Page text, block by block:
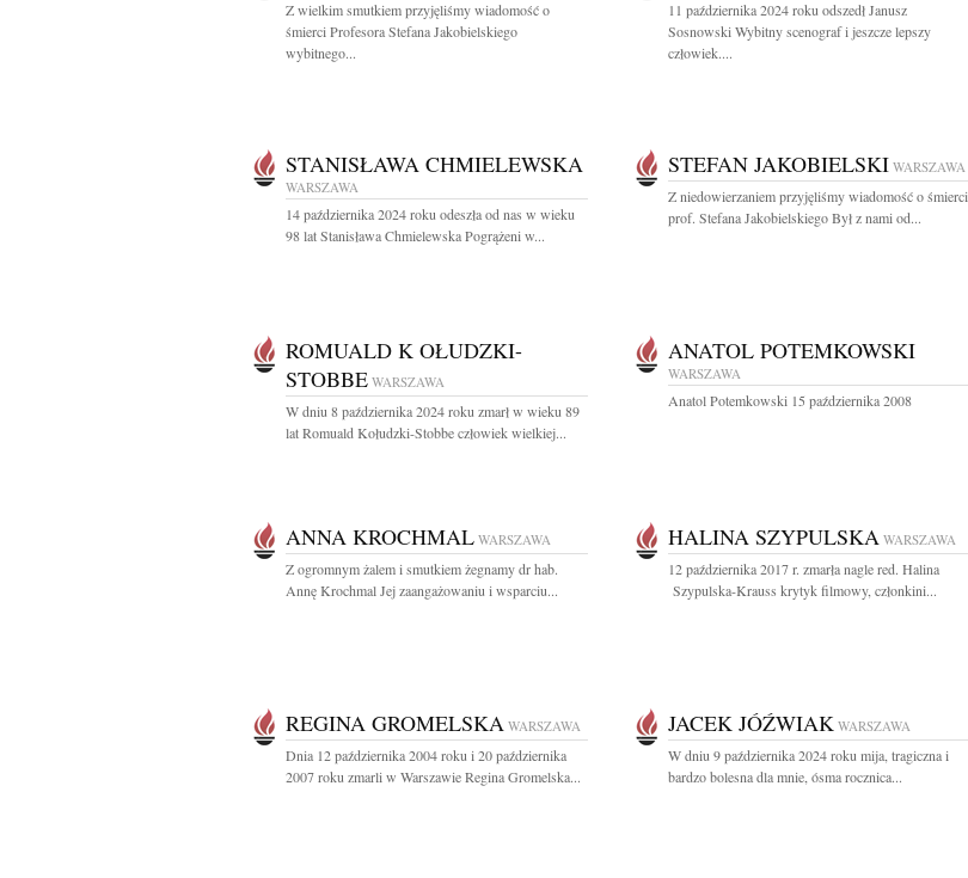
Z wielkim smutkiem przyjęliśmy wiadomość o
śmierci Profesora Stefana Jakobielskiego
wybitnego...
11 października 2024 roku odszedł Janusz
Sosnowski Wybitny scenograf i jeszcze lepszy
człowiek....
STANISŁAWA CHMIELEWSKA
WARSZAWA
14 października 2024 roku odeszła od nas w wieku
98 lat Stanisława Chmielewska Pogrążeni w...
STEFAN JAKOBIELSKI WARSZAWA
Z niedowierzaniem przyjęliśmy wiadomość o śmierci
prof. Stefana Jakobielskiego Był z nami od...
ROMUALD K OŁUDZKI-
STOBBE WARSZAWA
W dniu 8 października 2024 roku zmarł w wieku 89
lat Romuald Kołudzki-Stobbe człowiek wielkiej...
ANATOL POTEMKOWSKI
WARSZAWA
Anatol Potemkowski 15 października 2008
ANNA KROCHMAL WARSZAWA
Z ogromnym żalem i smutkiem żegnamy dr hab.
Annę Krochmal Jej zaangażowaniu i wsparciu...
HALINA SZYPULSKA WARSZAWA
12 października 2017 r. zmarła nagle red. Halina
Szypulska-Krauss krytyk filmowy, członkini...
REGINA GROMELSKA WARSZAWA
Dnia 12 października 2004 roku i 20 października
2007 roku zmarli w Warszawie Regina Gromelska...
JACEK JÓŹWIAK WARSZAWA
W dniu 9 października 2024 roku mija, tragiczna i
bardzo bolesna dla mnie, ósma rocznica...